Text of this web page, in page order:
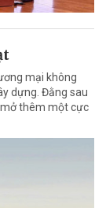
mại không
dựng. Đằng sau
thêm một cực